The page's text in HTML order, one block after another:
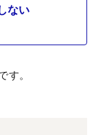
ない
。